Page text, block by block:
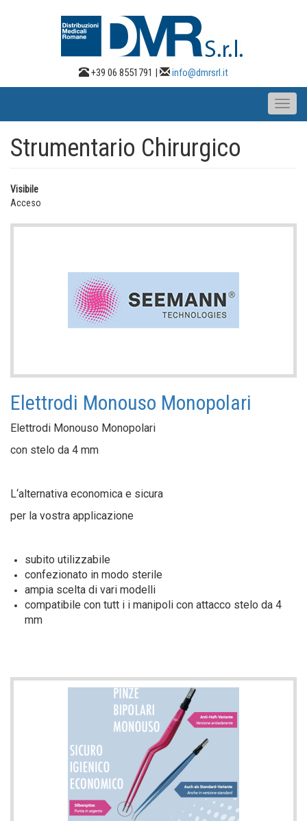
+39 06 8551791 | info@dmrsrl.it
Toggle
Strumentario Chirurgico
Visibile
Acceso
Elettrodi Monouso Monopolari
Elettrodi Monouso Monopolari
con stelo da 4 mm
L‘alternativa economica e sicura
per la vostra applicazione
subito utilizzabile
confezionato in modo sterile
ampia scelta di vari modelli
compatibile con tutt i i manipoli con attacco stelo da 4
mm